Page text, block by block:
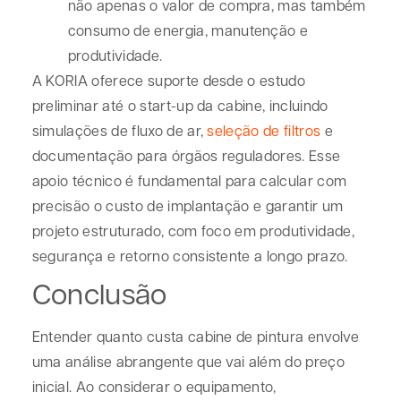
não apenas o valor de compra, mas também
consumo de energia, manutenção e
produtividade.
A KORIA oferece suporte desde o estudo
preliminar até ostart-upda cabine, incluindo
simulações de fluxo de ar,seleção de filtros e
documentação para órgãos reguladores. Esse
apoio técnico é fundamental para calcular com
precisão o custo de implantação e garantir um
projeto estruturado, com foco em produtividade,
segurança e retorno consistente a longo prazo.
Conclusão
Entender quanto custa cabine de pintura envolve
uma análise abrangente que vai além do preço
inicial. Ao considerar o equipamento,